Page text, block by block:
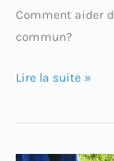
Comment aider
commun?
Lire la suite »